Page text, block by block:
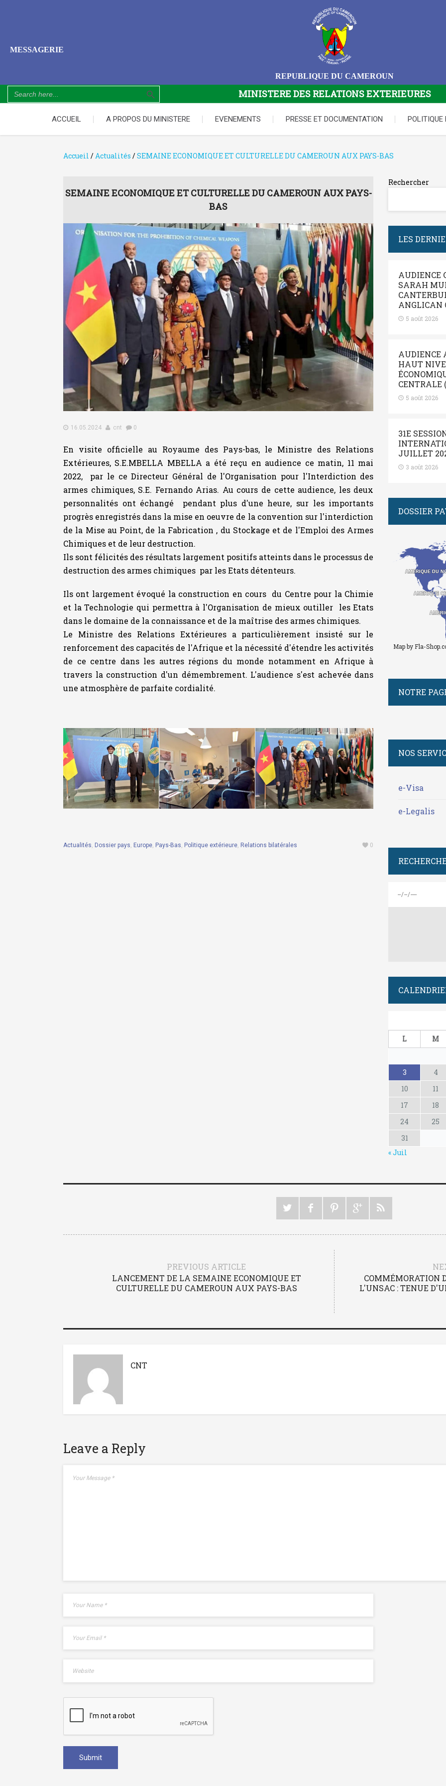
MESSAGERIE
REPUBLIQUE DU CAMEROUN
Search
for:
Search Button
MINISTERE DES RELATIONS EXTERIEURES
ACCUEIL A PROPOS DU MINISTERE EVENEMENTS PRESSE ET DOCUMENTATION POLITIQUE
Accueil /Actualités /SEMAINE ECONOMIQUE ET CULTURELLE DU CAMEROUN AUX PAYS-BAS
SEMAINE ECONOMIQUE ET CULTURELLE DU CAMEROUN AUX PAYS-
BAS
16.05.2024 cnt 0
En visite officielle au Royaume des Pays-bas, le Ministre des Relations
Extérieures, S.E.MBELLA MBELLA a été reçu en audience ce matin, 11 mai
2022, par le ce Directeur Général de l'Organisation pour l'Interdiction des
armes chimiques, S.E. Fernando Arias. Au cours de cette audience, les deux
personnalités ont échangé pendant plus d'une heure, sur les importants
progrès enregistrés dans la mise en oeuvre de la convention sur l'interdiction
de la Mise au Point, de la Fabrication , du Stockage et de l'Emploi des Armes
Chimiques et de leur destruction.
Ils sont félicités des résultats largement positifs atteints dans le processus de
destruction des armes chimiques par les Etats détenteurs.
Ils ont largement évoqué la construction en cours du Centre pour la Chimie
et la Technologie qui permettra à l'Organisation de mieux outiller les Etats
dans le domaine de la connaissance et de la maîtrise des armes chimiques.
Le Ministre des Relations Extérieures a particulièrement insisté sur le
renforcement des capacités de l'Afrique et la nécessité d'étendre les activités
de ce centre dans les autres régions du monde notamment en Afrique à
travers la construction d'un démembrement. L'audience s'est achevée dans
une atmosphère de parfaite cordialité.
Actualités Dossier pays Europe Pays-Bas Politique extérieure Relations bilatérales 0
Rechercher
LES
AUDIENCE
SARAH
ANGLICAN
5 août 2026
AUDIENCE
HAUT
CENTRALE
5 août 2026
31E
JUILLET
3 août 2026
DOSSIER
AMERIQUE
AMERIQUE
AMERIQUE DU
AMERIQUE DU
Map by Fla-
NOTRE
NOS
e-Visa
e-Legalis
L
M
3
4
10
11
17
18
24
25
31
« Juil
PREVIOUS ARTICLE
LANCEMENT DE LA SEMAINE ECONOMIQUE ET
CULTURELLE DU CAMEROUN AUX PAYS-BAS
COMMÉMORATION
L'UNSAC : TENUE
CNT
Leave a Reply